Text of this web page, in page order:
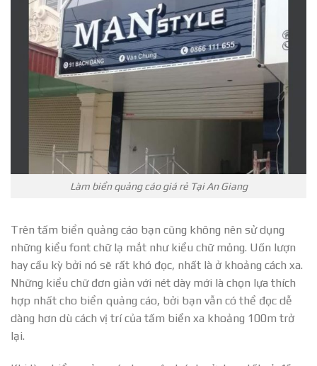
Làm biển quảng cáo giá rẻ Tại An Giang
Trên tấm biển quảng cáo bạn cũng không nên sử dụng
những kiểu font chữ lạ mắt như kiểu chữ mỏng. Uốn lượn
hay cầu kỳ bởi nó sẽ rất khó đọc, nhất là ở khoảng cách xa.
Những kiểu chữ đơn giản với nét dày mới là chọn lựa thích
hợp nhất cho biển quảng cáo, bởi bạn vẫn có thể đọc dễ
dàng hơn dù cách vị trí của tấm biển xa khoảng 100m trở
lại.